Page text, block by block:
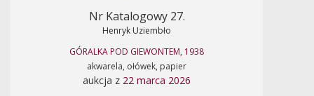
Nr Katalogowy 27.
Henryk Uziembło
GÓRALKA POD GIEWONTEM, 1938
akwarela, ołówek, papier
aukcja z 22 marca 2026